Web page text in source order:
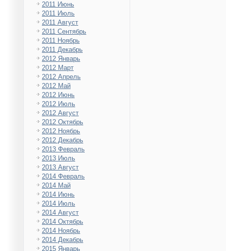
2011 Июнь
2011 Июль
2011 Август
2011 Сентябрь
2011 Ноябрь
2011 Декабрь
2012 Январь
2012 Март
2012 Апрель
2012 Май
2012 Июнь
2012 Июль
2012 Август
2012 Октябрь
2012 Ноябрь
2012 Декабрь
2013 Февраль
2013 Июль
2013 Август
2014 Февраль
2014 Май
2014 Июнь
2014 Июль
2014 Август
2014 Октябрь
2014 Ноябрь
2014 Декабрь
2015 Январь